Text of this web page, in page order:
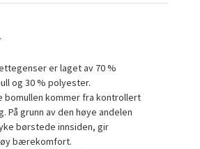
er laget av 70 %
og 30 % polyester.
bomullen kommer fra kontrollert
På grunn av den høye andelen
børstede innsiden, gir
bærekomfort.